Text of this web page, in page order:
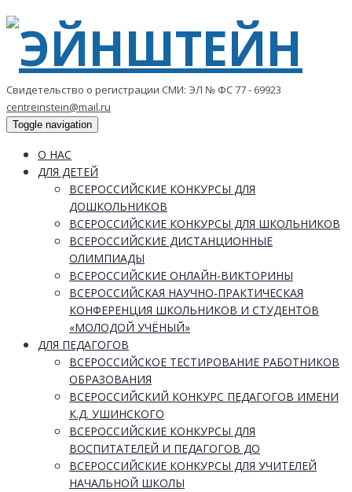
Свидетельство о регистрации СМИ: ЭЛ № ФС 77 - 69923
centreinstein@mail.ru
Toggle navigation
О НАС
ДЛЯ ДЕТЕЙ
ВСЕРОССИЙСКИЕ КОНКУРСЫ ДЛЯ
ДОШКОЛЬНИКОВ
ВСЕРОССИЙСКИЕ КОНКУРСЫ ДЛЯ ШКОЛЬНИКОВ
ВСЕРОССИЙСКИЕ ДИСТАНЦИОННЫЕ
ОЛИМПИАДЫ
ВСЕРОССИЙСКИЕ ОНЛАЙН-ВИКТОРИНЫ
ВСЕРОССИЙСКАЯ НАУЧНО-ПРАКТИЧЕСКАЯ
КОНФЕРЕНЦИЯ ШКОЛЬНИКОВ И СТУДЕНТОВ
«МОЛОДОЙ УЧЁНЫЙ»
ДЛЯ ПЕДАГОГОВ
ВСЕРОССИЙСКОЕ ТЕСТИРОВАНИЕ РАБОТНИКОВ
ОБРАЗОВАНИЯ
ВСЕРОССИЙСКИЙ КОНКУРС ПЕДАГОГОВ ИМЕНИ
К.Д. УШИНСКОГО
ВСЕРОССИЙСКИЕ КОНКУРСЫ ДЛЯ
ВОСПИТАТЕЛЕЙ И ПЕДАГОГОВ ДО
ВСЕРОССИЙСКИЕ КОНКУРСЫ ДЛЯ УЧИТЕЛЕЙ
НАЧАЛЬНОЙ ШКОЛЫ